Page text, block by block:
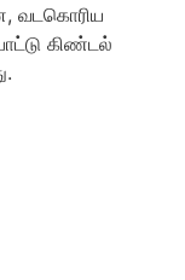
வடகொரிய
கிண்டல்